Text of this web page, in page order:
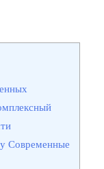
Современные